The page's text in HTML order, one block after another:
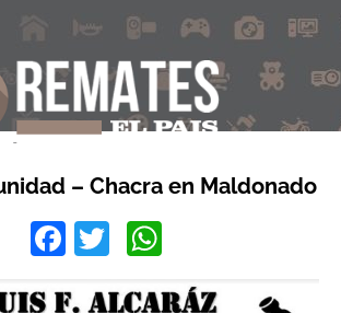
– Chacra en Maldonado
Facebook
Twitter